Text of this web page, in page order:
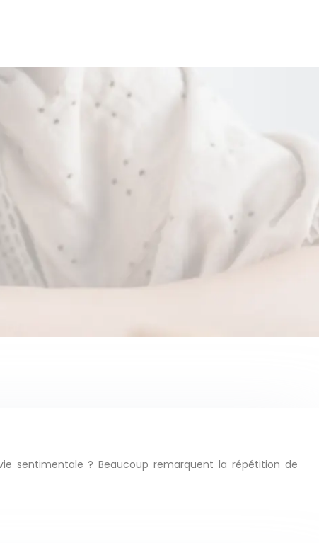
sentimentale ? Beaucoup remarquent la répétition de